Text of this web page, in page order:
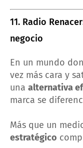
11. Radio
negocio
En un mundo
vez más cara y
una alternativa
marca se
Más que un
estratégico